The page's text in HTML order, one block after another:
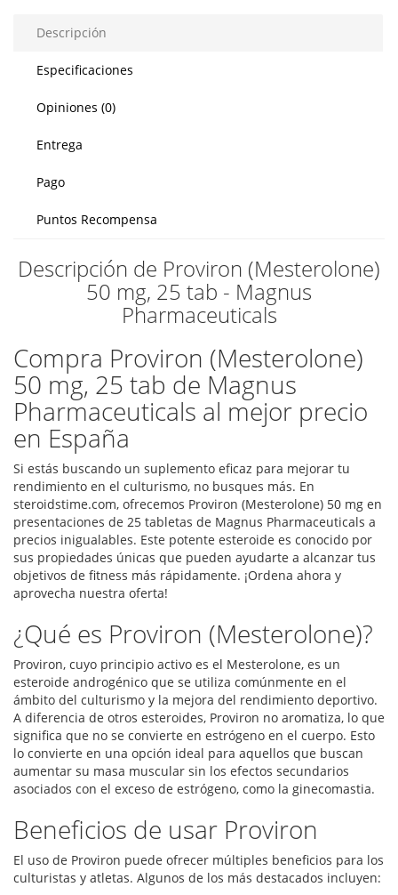
Descripción
Especificaciones
Opiniones (0)
Entrega
Pago
Puntos Recompensa
Descripción de Proviron (Mesterolone)
50 mg, 25 tab - Magnus
Pharmaceuticals
Compra Proviron (Mesterolone)
50 mg, 25 tab de Magnus
Pharmaceuticals al mejor precio
en España
Si estás buscando un suplemento eficaz para mejorar tu
rendimiento en el culturismo, no busques más. En
steroidstime.com, ofrecemos Proviron (Mesterolone) 50 mg en
presentaciones de 25 tabletas de Magnus Pharmaceuticals a
precios inigualables. Este potente esteroide es conocido por
sus propiedades únicas que pueden ayudarte a alcanzar tus
objetivos de fitness más rápidamente. ¡Ordena ahora y
aprovecha nuestra oferta!
¿Qué es Proviron (Mesterolone)?
Proviron, cuyo principio activo es el Mesterolone, es un
esteroide androgénico que se utiliza comúnmente en el
ámbito del culturismo y la mejora del rendimiento deportivo.
A diferencia de otros esteroides, Proviron no aromatiza, lo que
significa que no se convierte en estrógeno en el cuerpo. Esto
lo convierte en una opción ideal para aquellos que buscan
aumentar su masa muscular sin los efectos secundarios
asociados con el exceso de estrógeno, como la ginecomastia.
Beneficios de usar Proviron
El uso de Proviron puede ofrecer múltiples beneficios para los
culturistas y atletas. Algunos de los más destacados incluyen: